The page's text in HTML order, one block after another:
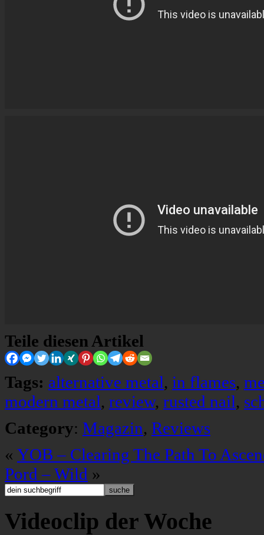
Teile diesen Artikel
Tags: alternative metal, in flames,
modern metal, review, rusted nail,
Category: Magazin, Reviews
« YOB – Clearing The Path To
Pord – Wild »
Videoclip der Woche